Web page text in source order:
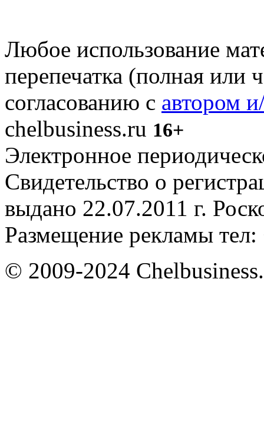
Любое использование
перепечатка (полная или
согласованию с автором
chelbusiness.ru 16+
Электронное
Свидетельство о
выдано 22.07.2011 г.
Размещение рекламы
© 2009-2024